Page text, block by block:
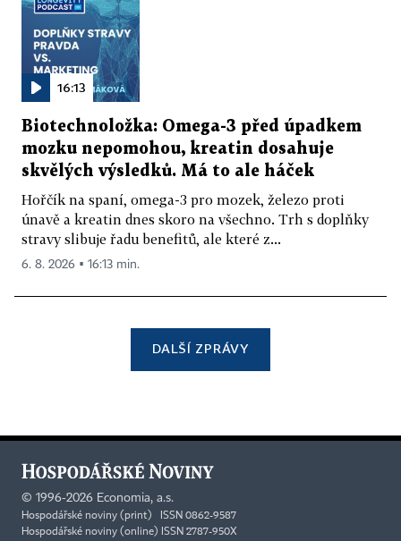
16:13
Biotechnoložka: Omega-3 před úpadkem
mozku nepomohou, kreatin dosahuje
skvělých výsledků. Má to ale háček
Hořčík na spaní, omega-3 pro mozek, železo proti
únavě a kreatin dnes skoro na všechno. Trh s doplňky
stravy slibuje řadu benefitů, ale které z...
6. 8. 2026 ▪ 16:13 min.
DALŠÍ ZPRÁVY
© 1996-2026 Economia, a.s.
Hospodářské noviny (print) ISSN 0862-9587
Hospodářské noviny (online) ISSN 2787-950X